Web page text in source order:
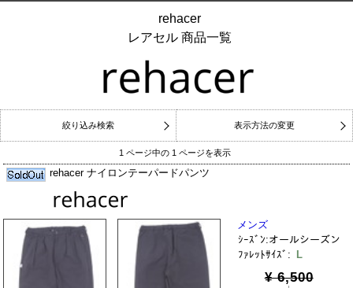
rehacer
レアセル 商品一覧
絞り込み検索 表示方法の変更
1 ページ中の 1 ページを表示
rehacer ナイロンテーパードパンツ
メンズ
ｼｰｽﾞﾝ:オールシーズン
ﾌｧﾚｯﾄｻｲｽﾞ:
L
¥ 6,500